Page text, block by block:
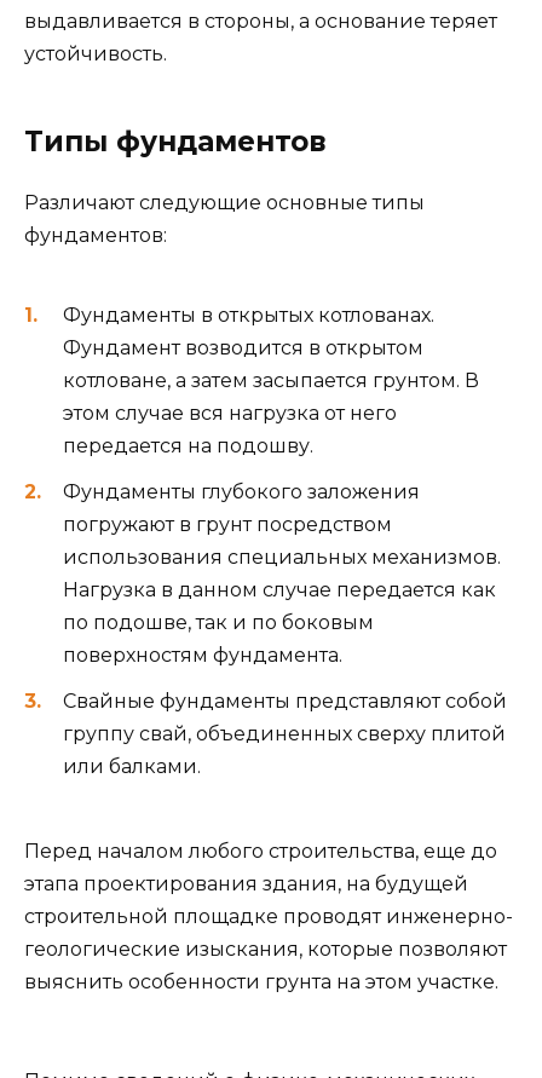
выдавливается в стороны, а основание теряет
устойчивость.
Типы фундаментов
Различают следующие основные типы
фундаментов:
Фундаменты в открытых котлованах.
Фундамент возводится в открытом
котловане, а затем засыпается грунтом. В
этом случае вся нагрузка от него
передается на подошву.
Фундаменты глубокого заложения
погружают в грунт посредством
использования специальных механизмов.
Нагрузка в данном случае передается как
по подошве, так и по боковым
поверхностям фундамента.
Свайные фундаменты представляют собой
группу свай, объединенных сверху плитой
или балками.
Перед началом любого строительства, еще до
этапа проектирования здания, на будущей
строительной площадке проводят инженерно-
геологические изыскания, которые позволяют
выяснить особенности грунта на этом участке.